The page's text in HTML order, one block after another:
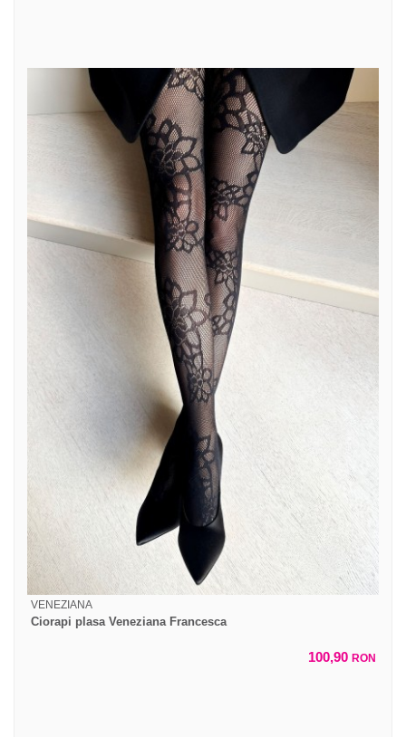
VENEZIANA
Ciorapi plasa Veneziana Francesca
100,90 RON